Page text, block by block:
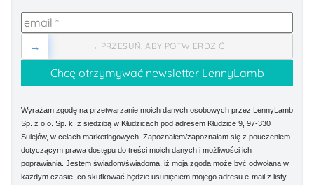
→ PRZESUŃ, ABY POTWIERDZIĆ
→
Wyrażam zgodę na przetwarzanie moich danych osobowych przez LennyLamb
Sp. z o.o. Sp. k. z siedzibą w Kłudzicach pod adresem Kłudzice 9, 97-330
Sulejów, w celach marketingowych. Zapoznałem/zapoznałam się z pouczeniem
dotyczącym prawa dostępu do treści moich danych i możliwości ich
poprawiania. Jestem świadom/świadoma, iż moja zgoda może być odwołana w
każdym czasie, co skutkować będzie usunięciem mojego adresu e-mail z listy